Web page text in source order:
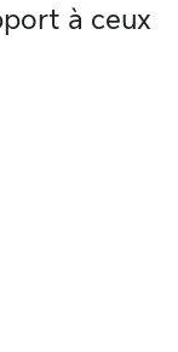
à ceux